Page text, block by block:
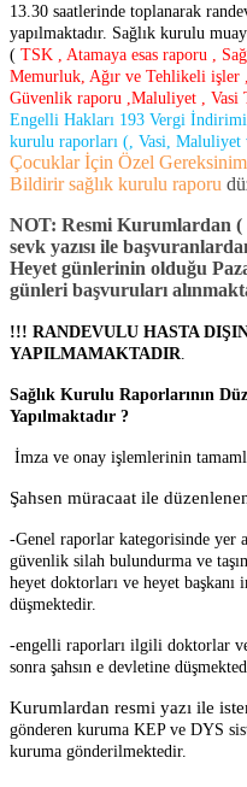
13.30 saatlerinde toplanarak
yapılmaktadır. Sağlık kurulu
( TSK , Atamaya esas raporu ,
Memurluk, Ağır ve Tehlikeli işler
Güvenlik raporu ,Maluliyet , Vasi
Engelli Hakları 193 Vergi
kurulu raporları (, Vasi, Maluliyet
Çocuklar İçin Özel
Bildirir sağlık kurulu raporu
NOT: Resmi Kurumlardan (
sevk yazısı ile
Heyet günlerinin olduğu
günleri başvuruları
!!! RANDEVULU HASTA
YAPILMAMAKTADIR
Sağlık Kurulu Raporlarının
Yapılmaktadır ?
İmza ve onay işlemlerinin
Şahsen müracaat ile
-Genel raporlar kategorisinde yer
güvenlik silah bulundurma ve
heyet doktorları ve heyet başkanı
düşmektedir.
-engelli raporları ilgili doktorlar ve
sonra şahsın e devletine
Kurumlardan resmi yazı ile
gönderen kuruma KEP ve DYS
kuruma gönderilmektedir.